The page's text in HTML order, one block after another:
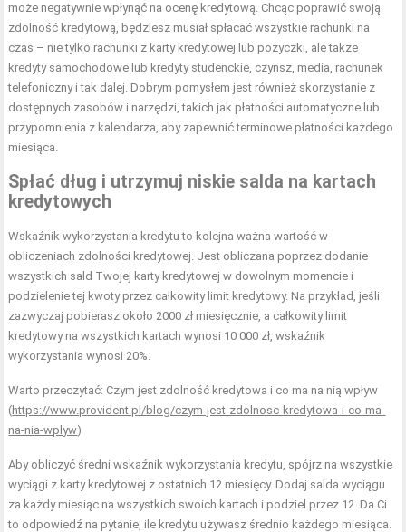
może negatywnie wpłynąć na ocenę kredytową. Chcąc poprawić swoją
zdolność kredytową, będziesz musiał spłacać wszystkie rachunki na
czas – nie tylko rachunki z karty kredytowej lub pożyczki, ale także
kredyty samochodowe lub kredyty studenckie, czynsz, media, rachunek
telefoniczny i tak dalej. Dobrym pomysłem jest również skorzystanie z
dostępnych zasobów i narzędzi, takich jak płatności automatyczne lub
przypomnienia z kalendarza, aby zapewnić terminowe płatności każdego
miesiąca.
Spłać dług i utrzymuj niskie salda na kartach
kredytowych
Wskaźnik wykorzystania kredytu to kolejna ważna wartość w
obliczeniach zdolności kredytowej. Jest obliczana poprzez dodanie
wszystkich sald Twojej karty kredytowej w dowolnym momencie i
podzielenie tej kwoty przez całkowity limit kredytowy. Na przykład, jeśli
zazwyczaj pobierasz około 2000 zł miesięcznie, a całkowity limit
kredytowy na wszystkich kartach wynosi 10 000 zł, wskaźnik
wykorzystania wynosi 20%.
Warto przeczytać: Czym jest zdolność kredytowa i co ma na nią wpływ
(https://www.provident.pl/blog/czym-jest-zdolnosc-kredytowa-i-co-ma-
na-nia-wplyw)
Aby obliczyć średni wskaźnik wykorzystania kredytu, spójrz na wszystkie
wyciągi z karty kredytowej z ostatnich 12 miesięcy. Dodaj salda wyciągu
za każdy miesiąc na wszystkich swoich kartach i podziel przez 12. Da Ci
to odpowiedź na pytanie, ile kredytu używasz średnio każdego miesiąca.